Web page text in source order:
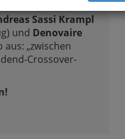
Sassi Krampl
und Denovaire
„zwischen
Crossover-